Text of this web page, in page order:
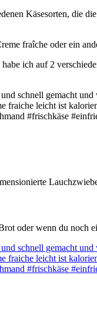
Käsesorten, die
fraîche oder ein
ich auf 2
oder wenn du